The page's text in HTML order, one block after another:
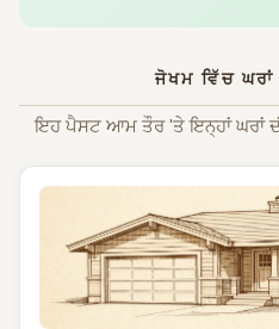
ਜੋਖਮ ਵਿੱਚ ਘਰਾਂ
ਇਹ ਪੈਸਟ ਆਮ ਤੌਰ 'ਤੇ ਇਨ੍ਹਾਂ ਘਰਾਂ